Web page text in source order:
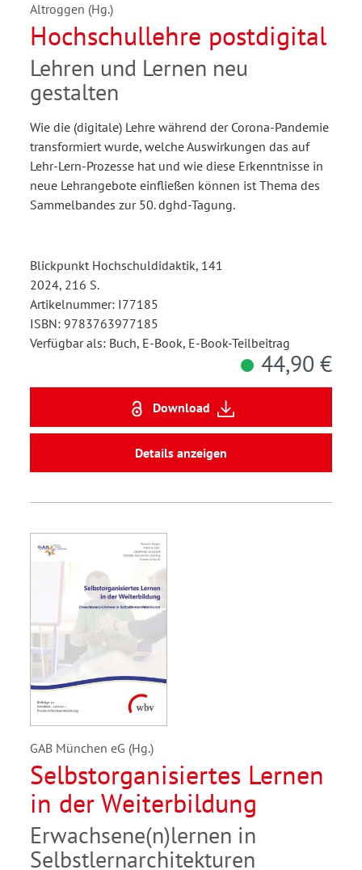
Altroggen (Hg.)
Hochschullehre postdigital
Lehren und Lernen neu
gestalten
Wie die (digitale) Lehre während der Corona-Pandemie
transformiert wurde, welche Auswirkungen das auf
Lehr-Lern-Prozesse hat und wie diese Erkenntnisse in
neue Lehrangebote einfließen können ist Thema des
Sammelbandes zur 50. dghd-Tagung.
Blickpunkt Hochschuldidaktik, 141
2024, 216 S.
Artikelnummer: I77185
ISBN: 9783763977185
Verfügbar als: Buch, E-Book, E-Book-Teilbeitrag
44,90 €
Download
Details anzeigen
GAB München eG (Hg.)
Selbstorganisiertes Lernen
in der Weiterbildung
Erwachsene(n)lernen in
Selbstlernarchitekturen